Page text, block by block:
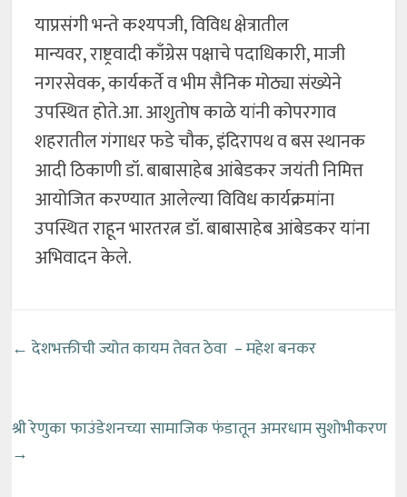
याप्रसंगी भन्ते कश्यपजी, विविध क्षेत्रातील
मान्यवर, राष्ट्रवादी काँग्रेस पक्षाचे पदाधिकारी, माजी
नगरसेवक, कार्यकर्ते व भीम सैनिक मोठ्या संख्येने
उपस्थित होते.आ. आशुतोष काळे यांनी कोपरगाव
शहरातील गंगाधर फडे चौक, इंदिरापथ व बस स्थानक
आदी ठिकाणी डॉ. बाबासाहेब आंबेडकर जयंती निमित्त
आयोजित करण्यात आलेल्या विविध कार्यक्रमांना
उपस्थित राहून भारतरत्न डॉ. बाबासाहेब आंबेडकर यांना
अभिवादन केले.
← देशभक्तीची ज्योत कायम तेवत ठेवा – महेश बनकर
श्री रेणुका फाउंडेशनच्या सामाजिक फंडातून अमरधाम सुशोभीकरण
→